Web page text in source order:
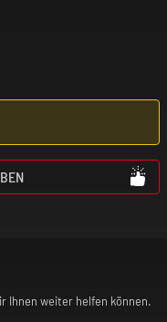
Ihnen weiter helfen können.